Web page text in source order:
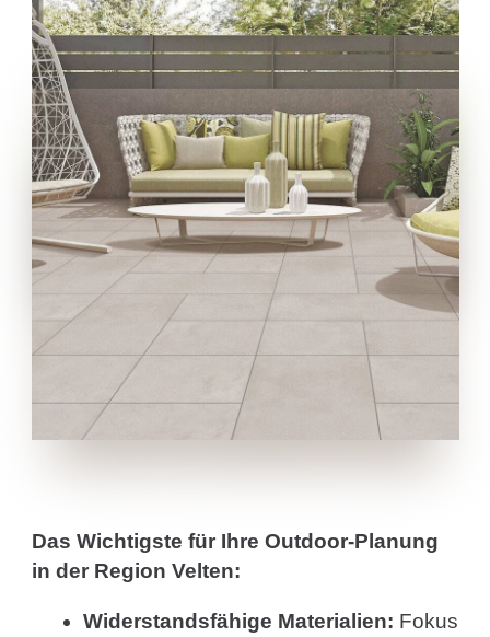
Das Wichtigste für Ihre Outdoor-Planung
in der Region Velten:
Widerstandsfähige Materialien: Fokus